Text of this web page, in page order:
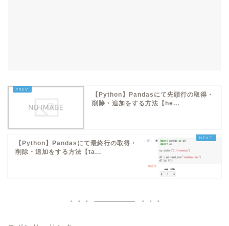
【Python】Pandasにて先頭行の取得・
削除・追加をする方法【he...
【Python】Pandasにて最終行の取得・
削除・追加をする方法【ta...